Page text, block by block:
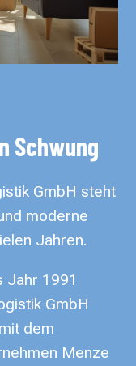
Schwung
GmbH steht
moderne
Jahren.
Jahr 1991
GmbH
dem
Menze